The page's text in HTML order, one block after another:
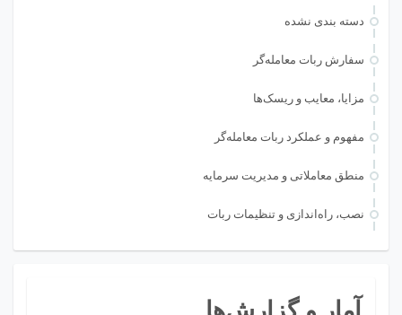
دسته بندی نشده
سفارش ربات معامله‌گر
مزایا، معایب و ریسک‌ها
مفهوم و عملکرد ربات معامله‌گر
منطق معاملاتی و مدیریت سرمایه
نصب، راه‌اندازی و تنظیمات ربات